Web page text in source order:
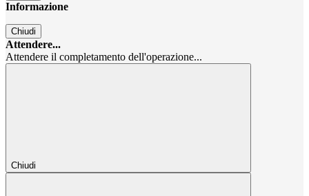
Informazione
Chiudi
Attendere...
Attendere il completamento dell'operazione...
Chiudi